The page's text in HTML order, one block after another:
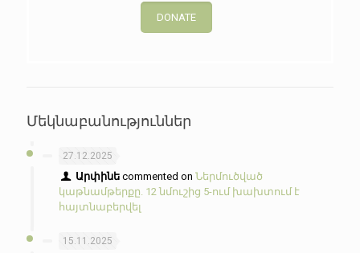
DONATE
Մեկնաբանություններ
27.12.2025
Արփինե commented onՆերմուծված
կաթնամթերքը. 12 նմուշից 5-ում խախտում է
հայտնաբերվել
15.11.2025